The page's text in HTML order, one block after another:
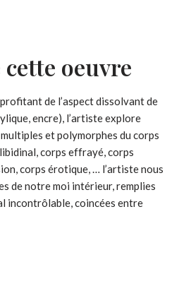
oeuvre
de l’aspect dissolvant de
encre), l’artiste explore
et polymorphes du corps
corps effrayé, corps
corps érotique, … l’artiste nous
de notre moi intérieur, remplies
incontrôlable, coincées entre